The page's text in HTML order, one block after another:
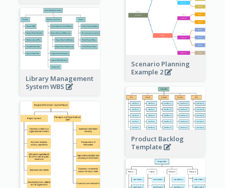
Scenario Planning
Example 2
Library Management
System WBS
Product Backlog
Template